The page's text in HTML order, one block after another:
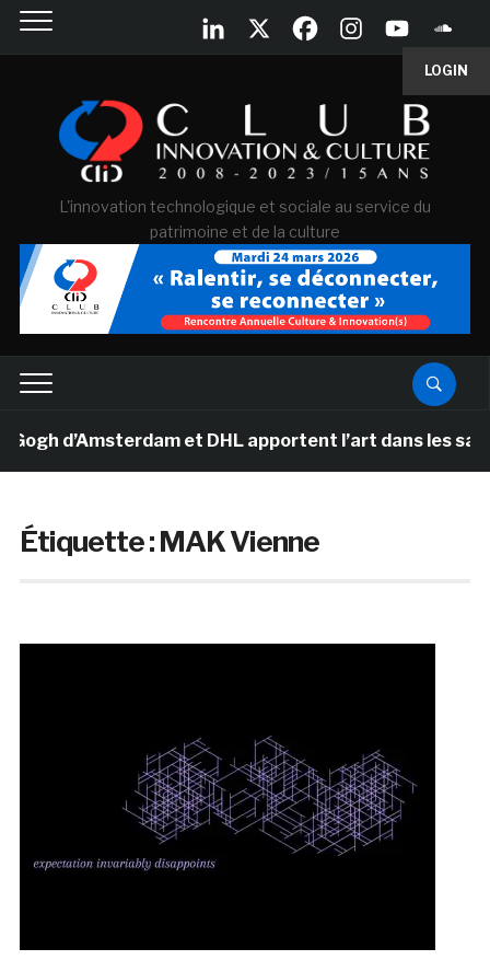
LOGIN
L'innovation technologique et sociale au service du
patrimoine et de la culture
d’Amsterdam et DHL apportent l’art dans les salles
Étiquette :MAK Vienne